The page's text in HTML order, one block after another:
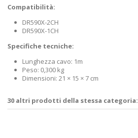
Compatibilità:
DR590X-2CH
DR590X-1CH
Specifiche tecniche:
Lunghezza cavo: 1m
Peso: 0,300 kg
Dimensioni: 21 × 15 × 7 cm
30 altri prodotti della stessa categoria: